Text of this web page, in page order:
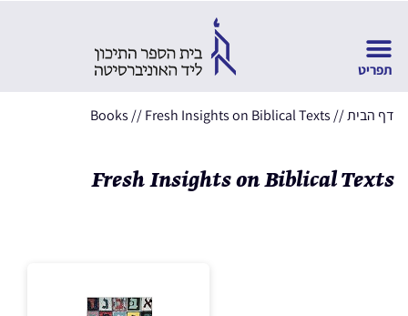
דף הבית//
Books //Fresh Insights on Biblical Texts
Fresh Insights on Biblical Texts